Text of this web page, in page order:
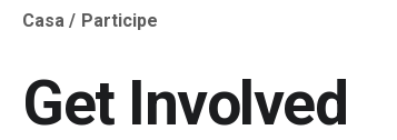
Breadcrumb
Casa Participe
Get Involved